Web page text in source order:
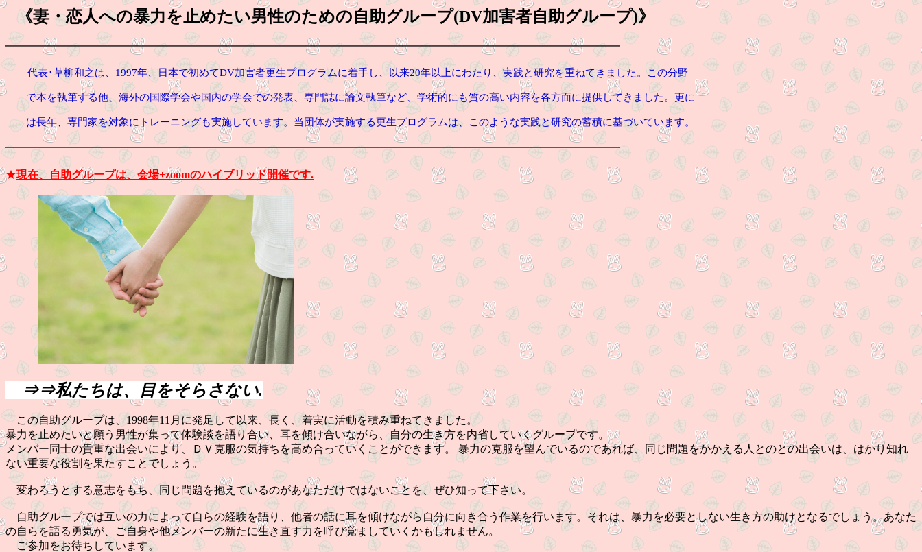
《妻・恋人への暴力を止めたい男性のための自助グループ(DV加害者自助グループ)》
━━━━━━━━━━━━━━━━━━━━━━━━━━━━━━━━━━━━━━━━━━━━━━━━━━━━━━━━
代表･草柳和之は、 1997年、日本で初めてDV加害者更生プログラムに着手し、以来20年以上にわたり、実践と研究を重ねてきました。この分野
で本を執筆する他、海外の国際学会や国内の学会での発表、専門誌に論文執筆など、学術的にも質の高い内容を各方面に提供してきました。更に
は長年、専門家を対象にトレーニングも実施しています。当団体が実施する更生プログラムは、このような実践と研究の蓄積に基づいています。
━━━━━━━━━━━━━━━━━━━━━━━━━━━━━━━━━━━━━━━━━━━━━━━━━━━━━━━━
★現在、 自助グループは、会場+zoomのハイブリッド開催です.
⇒⇒私たちは、目をそらさない.
この自助グループは、1998年11月に発足して以来、長く、着実に活動を積み重ねてきました。
暴力を止めたいと願う男性が集って体験談を語り合い、耳を傾け合いながら、自分の生き方を内省していくグループです。
メンバー同士の貴重な出会いにより、ＤＶ克服の気持ちを高め合っていくことができます。 暴力の克服を望んでいるのであれば、同じ問題をかかえる人とのとの出会いは、はかり知れ
ない重要な役割を果たすことでしょう。
変わろうとする意志をもち、同じ問題を抱えているのがあなただけではないことを、ぜひ知って下さい。
自助グループでは互いの力によって自らの経験を語り、他者の話に耳を傾けながら自分に向き合う作業を行います。それは、暴力を必要としない生き方の助けとなるでしょう。あなた
の自らを語る勇気が、ご自身や他メンバーの新たに生き直す力を呼び覚ましていくかもしれません。
ご参加をお待ちしています。